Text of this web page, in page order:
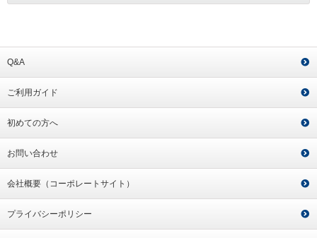
Q&A
ご利用ガイド
初めての方へ
お問い合わせ
会社概要（コーポレートサイト）
プライバシーポリシー